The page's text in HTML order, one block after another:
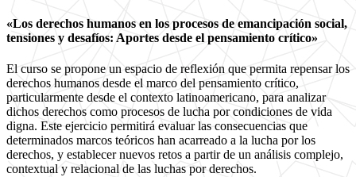
«Los derechos humanos en los procesos de emancipación social,
tensiones y desafíos: Aportes desde el pensamiento crítico»
El curso se propone un espacio de reflexión que permita repensar los
derechos humanos desde el marco del pensamiento crítico,
particularmente desde el contexto latinoamericano, para analizar
dichos derechos como procesos de lucha por condiciones de vida
digna. Este ejercicio permitirá evaluar las consecuencias que
determinados marcos teóricos han acarreado a la lucha por los
derechos, y establecer nuevos retos a partir de un análisis complejo,
contextual y relacional de las luchas por derechos.